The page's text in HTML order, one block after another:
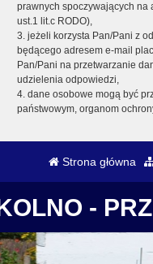
prawnych spoczywających na
ust.1 lit.c RODO),
3. jeżeli korzysta Pan/Pani z
będącego adresem e-mail
Pan/Pani na przetwarzanie
udzielenia odpowiedzi,
4. dane osobowe mogą być
państwowym, organom
Strona główna
-